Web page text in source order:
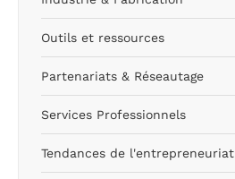
Outils et ressources
Partenariats & Réseautage
Services Professionnels
Tendances de l'entrepreneuriat